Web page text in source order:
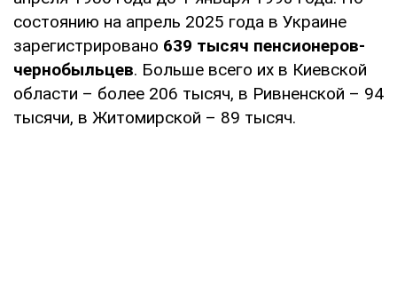
состоянию на апрель 2025 года в Украине
зарегистрировано 639 тысяч пенсионеров-
чернобыльцев. Больше всего их в Киевской
области – более 206 тысяч, в Ривненской – 94
тысячи, в Житомирской – 89 тысяч.